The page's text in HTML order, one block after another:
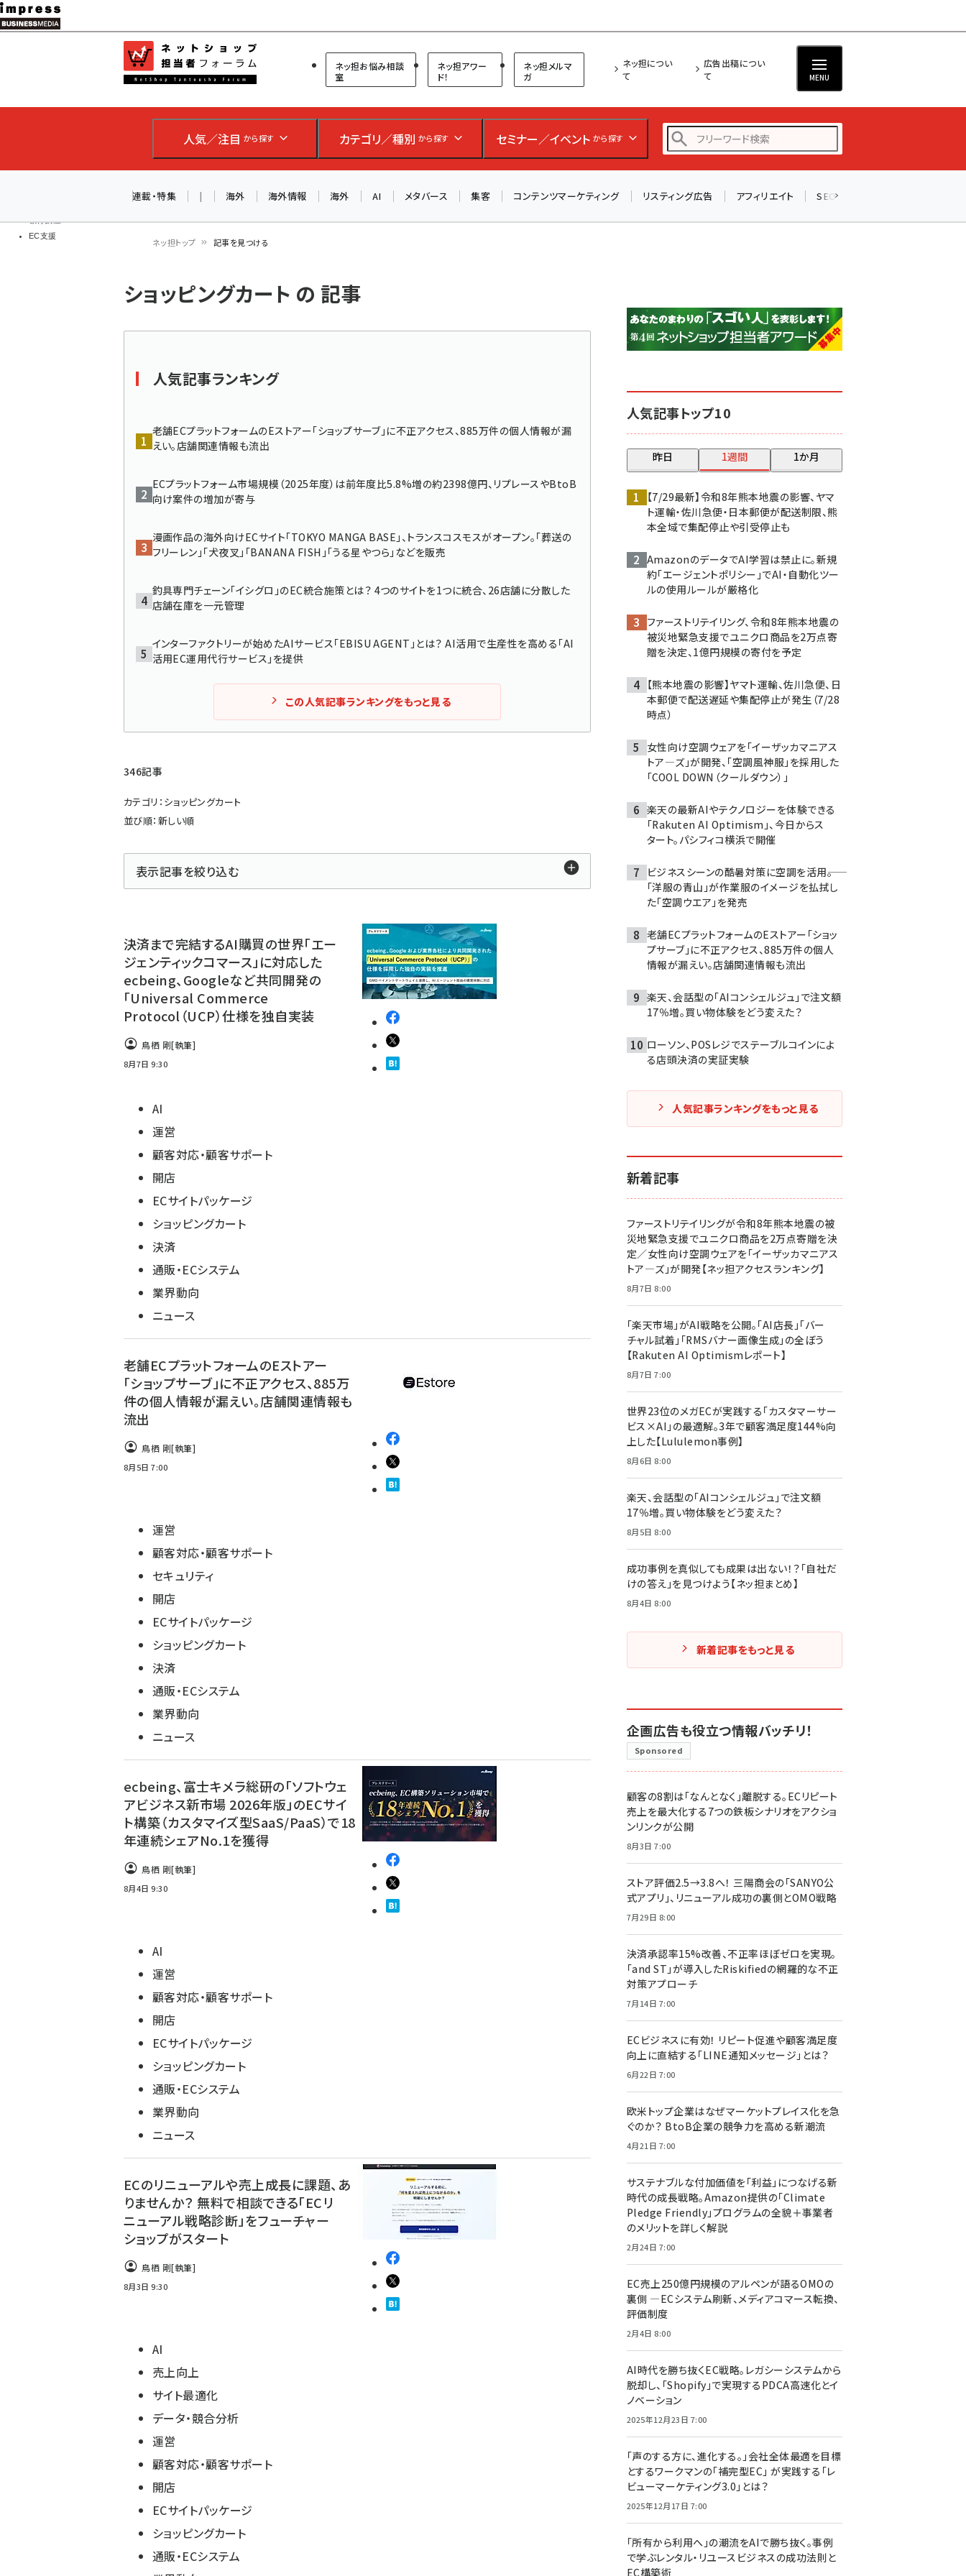
メ
イ
ン
ツ
移
教育講座
EC支援
ネットショップ担当者フォーラム
ネッ担お悩み相談
室
ネッ担アワー
ド！
ネッ担メルマ
ガ
ネッ担につい
て
広告出稿につい
て
MENU
人気／注目 から探す カテゴリ／種別 から探す セミナー／イベント から探す
アスクル (1119)
base (1077)
連載・特集 | 海外 海外情報 海外 AI メタバース 集客 コンテンツマーケティング リスティング広告 アフィリエイト SEO
ン
く
ネッ担トップ 記事を見つける
ショッピングカート の 記事
人気記事ランキング
老舗ECプラットフォームのEストアー「ショップサーブ」に不正アクセス、885万件の個人情報が漏
えい。店舗関連情報も流出
ECプラットフォーム市場規模（2025年度）は前年度比5.8%増の約2398億円、リプレースやBtoB
向け案件の増加が寄与
漫画作品の海外向けECサイト「TOKYO MANGA BASE」、トランスコスモスがオープン。「葬送の
フリーレン」「犬夜叉」「BANANA FISH」「うる星やつら」などを販売
釣具専門チェーン「イシグロ」のEC統合施策とは？ 4つのサイトを1つに統合、26店舗に分散した
店舗在庫を一元管理
インターファクトリーが始めたAIサービス「EBISU AGENT」とは？ AI活用で生産性を高める「AI
活用EC運用代行サービス」を提供
この人気記事ランキングをもっと見る
346記事
カテゴリ：ショッピングカート
並び順：新しい順
表示記事を絞り込む
決済まで完結するAI購買の世界「エー
ジェンティックコマース」に対応した
ecbeing、Googleなど共同開発の
「Universal Commerce
Protocol（UCP）仕様を独自実装
鳥栖 剛[執筆]
8月7日 9:30
AI
運営
顧客対応・顧客サポート
開店
ECサイトパッケージ
ショッピングカート
決済
通販・ECシステム
業界動向
ニュース
老舗ECプラットフォームのEストアー
「ショップサーブ」に不正アクセス、885万
件の個人情報が漏えい。店舗関連情報も
流出
鳥栖 剛[執筆]
8月5日 7:00
運営
顧客対応・顧客サポート
セキュリティ
開店
ECサイトパッケージ
ショッピングカート
決済
通販・ECシステム
業界動向
ニュース
ecbeing、富士キメラ総研の「ソフトウェ
アビジネス新市場 2026年版」のECサイ
ト構築（カスタマイズ型SaaS/PaaS）で18
年連続シェアNo.1を獲得
鳥栖 剛[執筆]
8月4日 9:30
AI
運営
顧客対応・顧客サポート
開店
ECサイトパッケージ
ショッピングカート
通販・ECシステム
業界動向
ニュース
ECのリニューアルや売上成長に課題、あ
りませんか？ 無料で相談できる「ECリ
ニューアル戦略診断」をフューチャー
ショップがスタート
鳥栖 剛[執筆]
8月3日 9:30
AI
売上向上
サイト最適化
データ・競合分析
運営
顧客対応・顧客サポート
開店
ECサイトパッケージ
ショッピングカート
通販・ECシステム
人気記事トップ10
昨日 1週間 1か月
【7/29最新】令和8年熊本地震の影響、ヤマ
ト運輸・佐川急便・日本郵便が配送制限、熊
本全域で集配停止や引受停止も
AmazonのデータでAI学習は禁止に。新規
約「エージェントポリシー」でAI・自動化ツー
ルの使用ルールが厳格化
ファーストリテイリング、令和8年熊本地震の
被災地緊急支援でユニクロ商品を2万点寄
贈を決定、1億円規模の寄付を予定
【熊本地震の影響】ヤマト運輸、佐川急便、日
本郵便で配送遅延や集配停止が発生（7/28
時点）
女性向け空調ウェアを「イーザッカマニアス
トア―ズ」が開発、「空調風神服」を採用した
「COOL DOWN（クールダウン）」
楽天の最新AIやテクノロジーを体験できる
「Rakuten AI Optimism」、今日からス
タート。パシフィコ横浜で開催
ビジネスシーンの酷暑対策に空調を活用――。
「洋服の青山」が作業服のイメージを払拭し
た「空調ウエア」を発売
老舗ECプラットフォームのEストアー「ショッ
プサーブ」に不正アクセス、885万件の個人
情報が漏えい。店舗関連情報も流出
楽天、会話型の「AIコンシェルジュ」で注文額
17％増。買い物体験をどう変えた？
ローソン、POSレジでステーブルコインによ
る店頭決済の実証実験
人気記事ランキングをもっと見る
新着記事
ファーストリテイリングが令和8年熊本地震の被
災地緊急支援でユニクロ商品を2万点寄贈を決
定／女性向け空調ウェアを「イーザッカマニアス
トア―ズ」が開発【ネッ担アクセスランキング】
8月7日 8:00
「楽天市場」がAI戦略を公開。「AI店長」「バー
チャル試着」「RMSバナー画像生成」の全ぼう
【Rakuten AI Optimismレポート】
8月7日 7:00
世界23位のメガECが実践する「カスタマーサー
ビス×AI」の最適解。3年で顧客満足度144%向
上した【Lululemon事例】
8月6日 8:00
楽天、会話型の「AIコンシェルジュ」で注文額
17％増。買い物体験をどう変えた？
8月5日 8:00
成功事例を真似しても成果は出ない！？「自社だ
けの答え」を見つけよう【ネッ担まとめ】
8月4日 8:00
新着記事をもっと見る
企画広告も役立つ情報バッチリ！
Sponsored
顧客の8割は「なんとなく」離脱する。ECリピート
売上を最大化する7つの鉄板シナリオをアクショ
ンリンクが公開
8月3日 7:00
ストア評価2.5→3.8へ！ 三陽商会の「SANYO公
式アプリ」、リニューアル成功の裏側とOMO戦略
7月29日 8:00
決済承認率15%改善、不正率ほぼゼロを実現。
「and ST」が導入したRiskifiedの網羅的な不正
対策アプローチ
7月14日 7:00
ECビジネスに有効！ リピート促進や顧客満足度
向上に直結する「LINE通知メッセージ」とは？
6月22日 7:00
欧米トップ企業はなぜマーケットプレイス化を急
ぐのか？ BtoB企業の競争力を高める新潮流
4月21日 7:00
サステナブルな付加価値を「利益」につなげる新
時代の成長戦略。Amazon提供の「Climate
Pledge Friendly」プログラムの全貌＋事業者
のメリットを詳しく解説
2月24日 7:00
EC売上250億円規模のアルペンが語るOMOの
裏側 ―ECシステム刷新、メディアコマース転換、
評価制度
2月4日 8:00
AI時代を勝ち抜くEC戦略。レガシーシステムから
脱却し、「Shopify」で実現するPDCA高速化とイ
ノベーション
2025年12月23日 7:00
「声のする方に、進化する。」会社全体最適を目標
とするワークマンの「補完型EC」 が実践する「レ
ビューマーケティング3.0」とは？
2025年12月17日 7:00
「所有から利用へ」の潮流をAIで勝ち抜く。事例
で学ぶレンタル・リユースビジネスの成功法則と
EC構築術
AIが買い物を代行する時代に打つべき「次の一手」とは？
アルペン、オイシックス、元UA責任者が登壇のリアルECセ
ミナー（8/26＠東京）【交流会も実施】
参加登録はこちら↑